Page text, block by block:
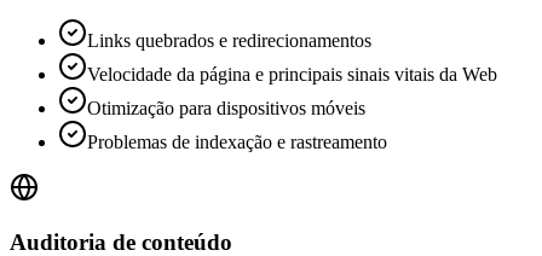
Links quebrados e redirecionamentos
Velocidade da página e principais sinais vitais da Web
Otimização para dispositivos móveis
Problemas de indexação e rastreamento
Auditoria de conteúdo